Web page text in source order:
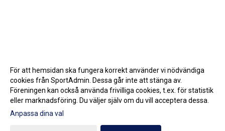
Gå till Webbversion
För att hemsidan ska fungera korrekt använder vi nödvändiga
cookies från SportAdmin. Dessa går inte att stänga av.
Föreningen kan också använda frivilliga cookies, t.ex. för statistik
eller marknadsföring. Du väljer själv om du vill acceptera dessa.
Anpassa dina val